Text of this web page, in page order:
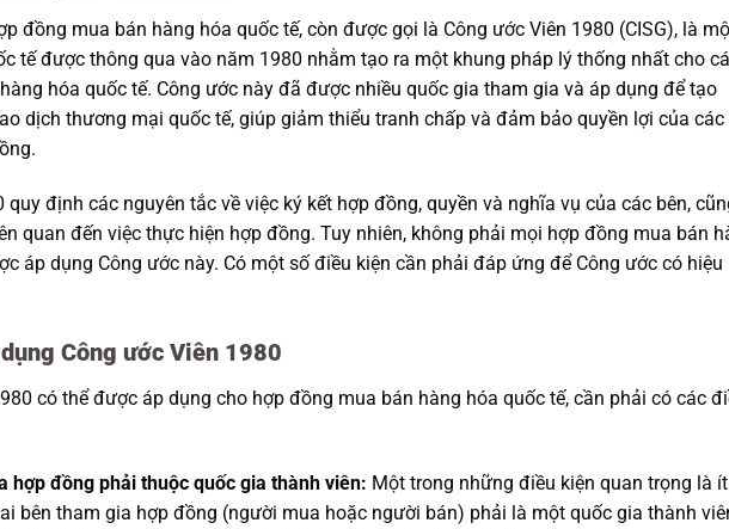
đồng mua bán hàng hóa quốc tế, còn được gọi là Công ước Viên 1980 (CISG), là
tế được thông qua vào năm 1980 nhằm tạo ra một khung pháp lý thống nhất cho
hóa quốc tế. Công ước này đã được nhiều quốc gia tham gia và áp dụng để tạo
dịch thương mại quốc tế, giúp giảm thiểu tranh chấp và đảm bảo quyền lợi của các
quy định các nguyên tắc về việc ký kết hợp đồng, quyền và nghĩa vụ của các bên,
quan đến việc thực hiện hợp đồng. Tuy nhiên, không phải mọi hợp đồng mua bán
áp dụng Công ước này. Có một số điều kiện cần phải đáp ứng để Công ước có hiệu
Công ước Viên 1980
có thể được áp dụng cho hợp đồng mua bán hàng hóa quốc tế, cần phải có các
hợp đồng phải thuộc quốc gia thành viên: Một trong những điều kiện quan trọng là ít
bên tham gia hợp đồng (người mua hoặc người bán) phải là một quốc gia thành